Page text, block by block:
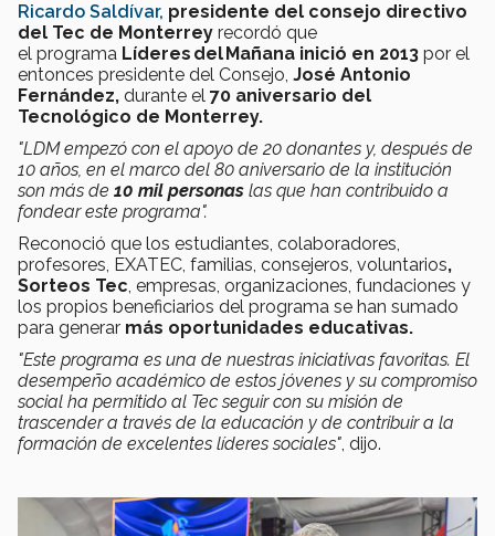
Ricardo Saldívar, presidente del consejo directivo
del Tec de Monterrey recordó que
el programa Líderes del Mañana inició en 2013 por el
entonces presidente del Consejo, José Antonio
Fernández, durante el 70 aniversario del
Tecnológico de Monterrey.
"LDM empezó con el apoyo de 20 donantes y, después de
10 años, en el marco del 80 aniversario de la institución
son más de 10 mil personas las que han contribuido a
fondear este programa".
Reconoció que los estudiantes, colaboradores,
profesores, EXATEC, familias, consejeros, voluntarios,
Sorteos Tec, empresas, organizaciones, fundaciones y
los propios beneficiarios del programa se han sumado
para generar más oportunidades educativas.
"Este programa es una de nuestras iniciativas favoritas. El
desempeño académico de estos jóvenes y su compromiso
social ha permitido al Tec seguir con su misión de
trascender a través de la educación y de contribuir a la
formación de excelentes líderes sociales", dijo.